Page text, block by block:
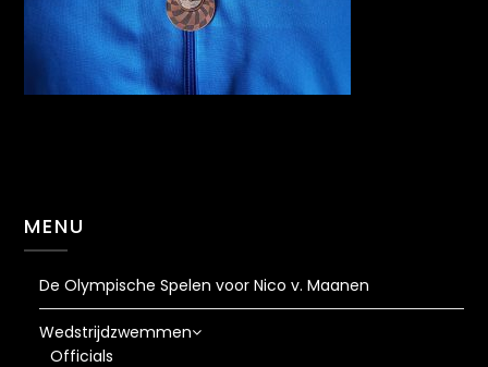
MENU
De Olympische Spelen voor Nico v. Maanen
Wedstrijdzwemmen
Officials